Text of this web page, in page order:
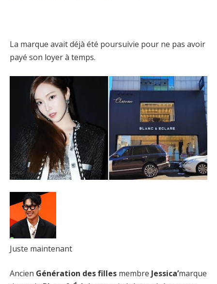
La marque avait déjà été poursuivie pour ne pas avoir
payé son loyer à temps.
Juste maintenant
Ancien Génération des filles membre Jessica’marque